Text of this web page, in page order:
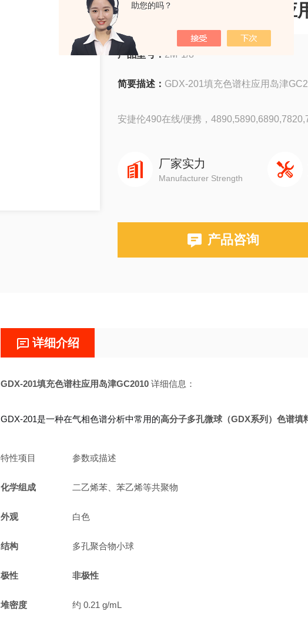
助您的吗？
GDX-201填充色谱柱应
产品型号： 2M*1/8
简要描述： GDX-201填充色谱柱应用岛津
安捷伦490在线/便携，
瓦里安3800系列
布鲁克PE580,590,680,690
厂家实力
Manufacturer Strength
产品咨询
详细介绍
GDX-201填充色谱柱应用岛津GC2010 详细信息：
GDX-201是一种在气相色谱分析中常用的高分子多孔微球（GDX系列）色谱填
特性项目 参数或描述
化学组成 二乙烯苯、苯乙烯等共聚物
外观 白色
结构 多孔聚合物小球
极性 非极性
堆密度 约 0.21 g/mL